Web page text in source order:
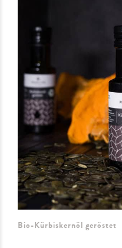
Bio-Kürbiskernöl geröstet